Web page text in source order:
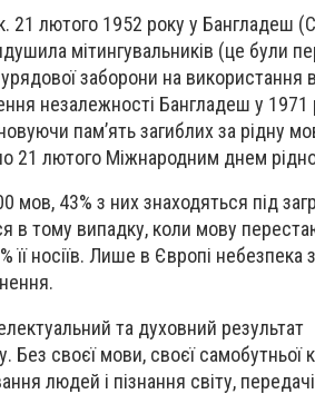
21 лютого 1952 року у Бангладеш
мітингувальників (це були
заборони на використання в
незалежності Бангладеш у 1971
пам’ять загиблих за рідну
21 лютого Міжнародним днем
мов, 43% з них знаходяться під
в тому випадку, коли мову
носіїв. Лише в Європі небезпека
та духовний результат
Без своєї мови, своєї самобутньої
людей і пізнання світу,